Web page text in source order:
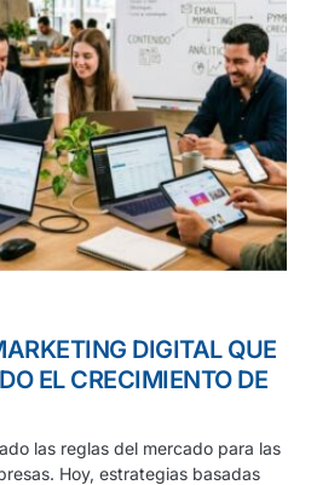
DIGITAL QUE
EL CRECIMIENTO DE
las reglas del mercado para las
Hoy, estrategias basadas